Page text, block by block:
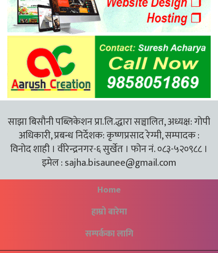
साझा बिसौनी पब्लिकेशन प्रा.लि.द्धारा सञ्चालित, अध्यक्ष: गोपी
अधिकारी, प्रबन्ध निर्देशक: कृष्णप्रसाद रेग्मी, सम्पादक :
विनोद शाही । वीरेन्द्रनगर-६ सुर्खेत । फोन नं. ०८३-५२०९८८ ।
इमेल :sajha.bisaunee@gmail.com
Home
हाम्रो बारेमा
सम्पर्कका लागि